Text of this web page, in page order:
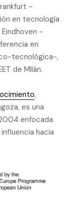
-
en tecnología
-
en
tecnológica-,
de MIlán.
,
es una
enfocada
hacia